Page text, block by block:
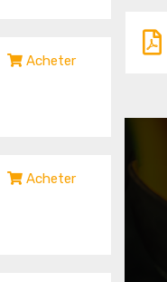
Acheter
Acheter